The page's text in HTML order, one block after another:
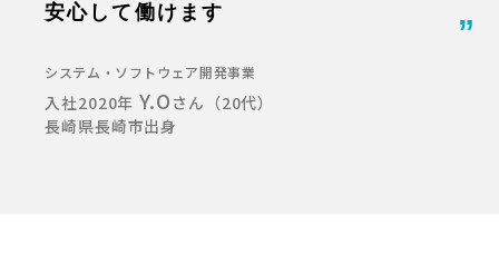
安心して働けます
システム・ソフトウェア開発事業
入社2020年 Y.O さん（20代）
長崎県長崎市出身